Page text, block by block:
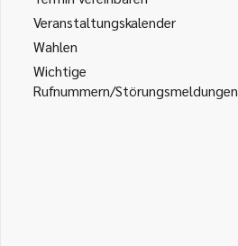
Veranstaltungskalender
Wahlen
Wichtige
Rufnummern/Störungsmeldungen